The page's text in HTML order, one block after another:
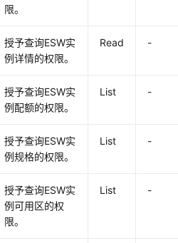
限。
授予查询ESW实
例详情的权限。
Read -
授予查询ESW实
例配额的权限。
List -
授予查询ESW实
例规格的权限。
List -
授予查询ESW实
例可用区的权
限。
List -